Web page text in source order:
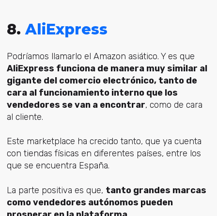
8.AliExpress
Podríamos llamarlo el Amazon asiático. Y es que
AliExpress funciona de manera muy similar al
gigante del comercio electrónico, tanto de
cara al funcionamiento interno que los
vendedores se van a encontrar, como de cara
al cliente.
Este marketplace ha crecido tanto, que ya cuenta
con tiendas físicas en diferentes países, entre los
que se encuentra España.
La parte positiva es que, tanto grandes marcas
como vendedores autónomos pueden